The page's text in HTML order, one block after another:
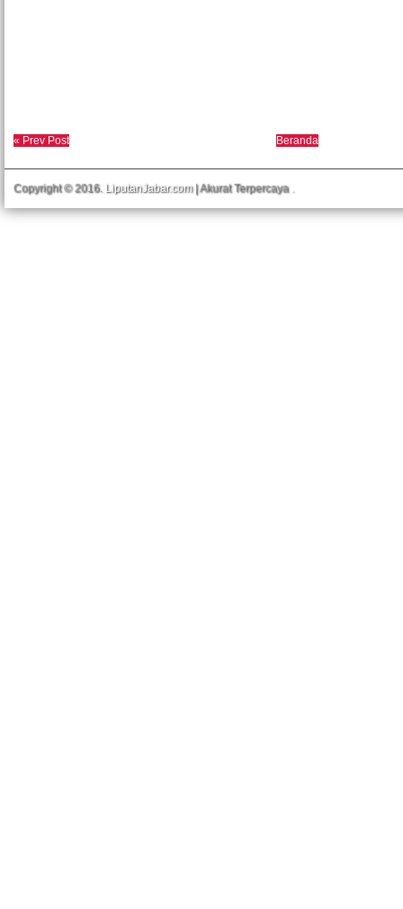
« Prev Post Beranda
Copyright © 2016. LiputanJabar.com| Akurat Terpercaya